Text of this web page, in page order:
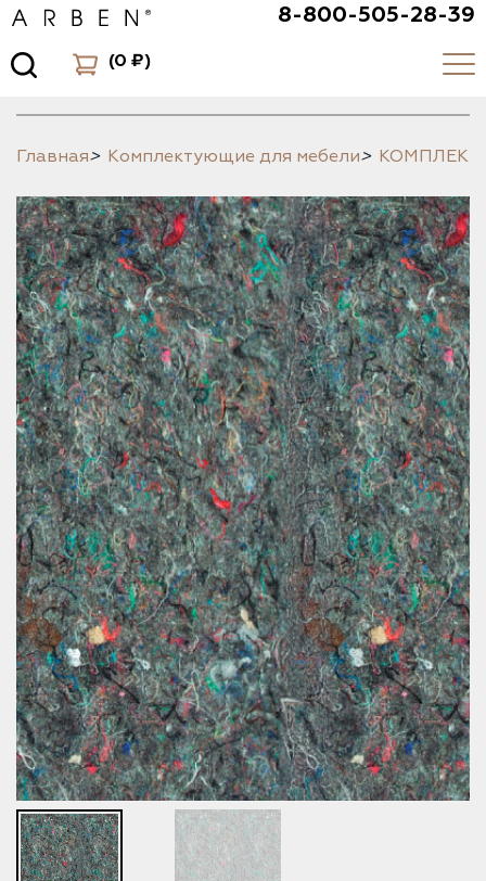
8-800-505-28-39
(0 ₽)
Главная> Комплектующие для мебели>